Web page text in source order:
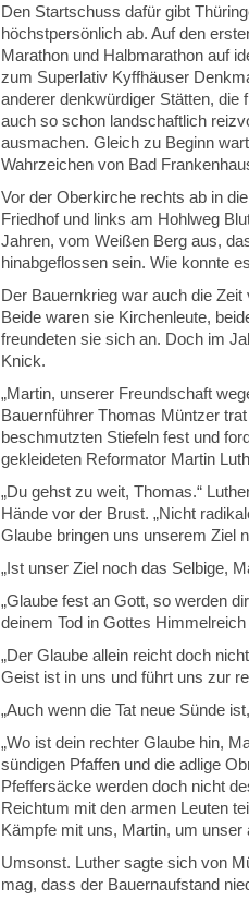
Den Startschuss dafür gibt
höchstpersönlich ab. Auf den
Marathon und Halbmarathon auf
zum Superlativ Kyffhäuser
anderer denkwürdiger Stätten, die
auch so schon landschaftlich
ausmachen. Gleich zu Beginn
Wahrzeichen von Bad
Vor der Oberkirche rechts ab in
Friedhof und links am Hohlweg
Jahren, vom Weißen Berg aus,
hinabgeflossen sein. Wie konnte
Der Bauernkrieg war auch die
Beide waren sie Kirchenleute,
freundeten sie sich an. Doch im
Knick.
„Martin, unserer Freundschaft
Bauernführer Thomas Müntzer
beschmutzten Stiefeln fest und
gekleideten Reformator Martin
„Du gehst zu weit, Thomas.“
Hände vor der Brust. „Nicht
Glaube bringen uns unserem Ziel
„Ist unser Ziel noch das Selbige,
„Glaube fest an Gott, so werden
deinem Tod in Gottes
„Der Glaube allein reicht doch
Geist ist in uns und führt uns zur
„Auch wenn die Tat neue Sünde
„Wo ist dein rechter Glaube hin,
sündigen Pfaffen und die adlige
Pfeffersäcke werden doch nicht
Reichtum mit den armen Leuten
Kämpfe mit uns, Martin, um unser
Umsonst. Luther sagte sich von
mag, dass der Bauernaufstand